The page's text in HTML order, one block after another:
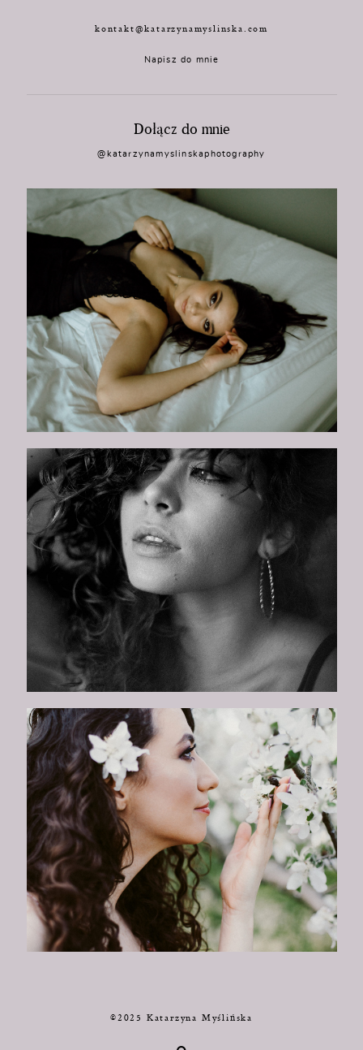
kontakt@katarzynamyslinska.com
Napisz do mnie
Dołącz do mnie
@katarzynamyslinskaphotography
©2025 Katarzyna Myślińska